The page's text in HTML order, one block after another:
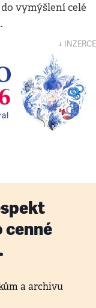
vymýšlení celé
↓ INZERCE
cenné
a archivu